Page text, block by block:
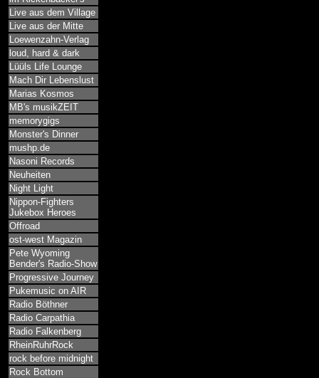
Live aus dem Village
Live aus der Mitte
Loewenzahn-Verlag
loud, hard & dark
Lüüls Life Lounge
Mach Dir Lebenslust
Marias Kosmos
MB's musikZEIT
memorygigs
Monster's Dinner
mushp.de
Nasoni Records
Neuheiten
Night Light
Nippon-Fighters
Jukebox Heroes
Offroad
ost-west Magazin
Pete Wyoming
Bender's Radio-Show
Progressive Journey
Pukemusic on AIR
Radio Böthner
Radio Carpathia
Radio Falkenberg
RheinRuhrRock
rock before midnight
Rock Bottom